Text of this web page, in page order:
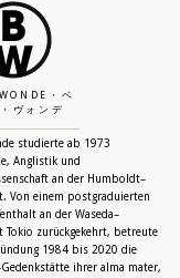
・ベ
ヴォンデ
studierte ab 1973
Anglistik und
an der Humboldt–
Von einem postgraduierten
an der Waseda–
Tokio zurückgekehrt, betreute
1984 bis 2020 die
Gedenkstätte ihrer alma mater,